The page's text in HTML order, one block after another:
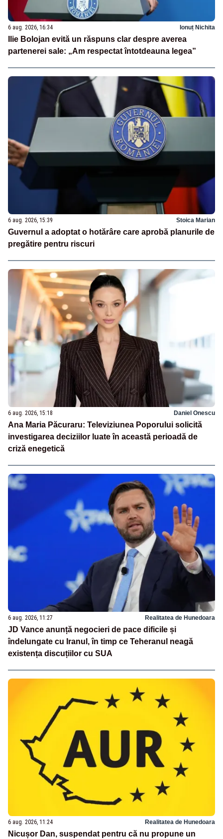
6 aug. 2026, 16:34 Ionuț Nichita
Ilie Bolojan evită un răspuns clar despre averea
partenerei sale: „Am respectat întotdeauna legea”
6 aug. 2026, 15:39 Stoica Marian
Guvernul a adoptat o hotărâre care aprobă planurile de
pregătire pentru riscuri
6 aug. 2026, 15:18 Daniel Onescu
Ana Maria Păcuraru: Televiziunea Poporului solicită
investigarea deciziilor luate în această perioadă de
criză enegetică
6 aug. 2026, 11:27 Realitatea de Hunedoara
JD Vance anunță negocieri de pace dificile și
îndelungate cu Iranul, în timp ce Teheranul neagă
existența discuțiilor cu SUA
6 aug. 2026, 11:24 Realitatea de Hunedoara
Nicușor Dan, suspendat pentru că nu propune un